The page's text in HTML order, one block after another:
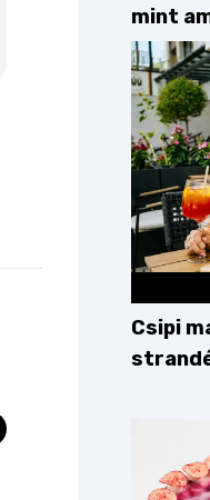
mint
Csipi